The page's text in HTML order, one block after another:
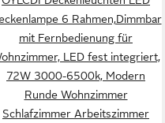
6 Rahmen,Dimmbar
mit Fernbedienung für
LED fest integriert,
72W 3000-6500k, Modern
Runde Wohnzimmer
Schlafzimmer Arbeitszimmer